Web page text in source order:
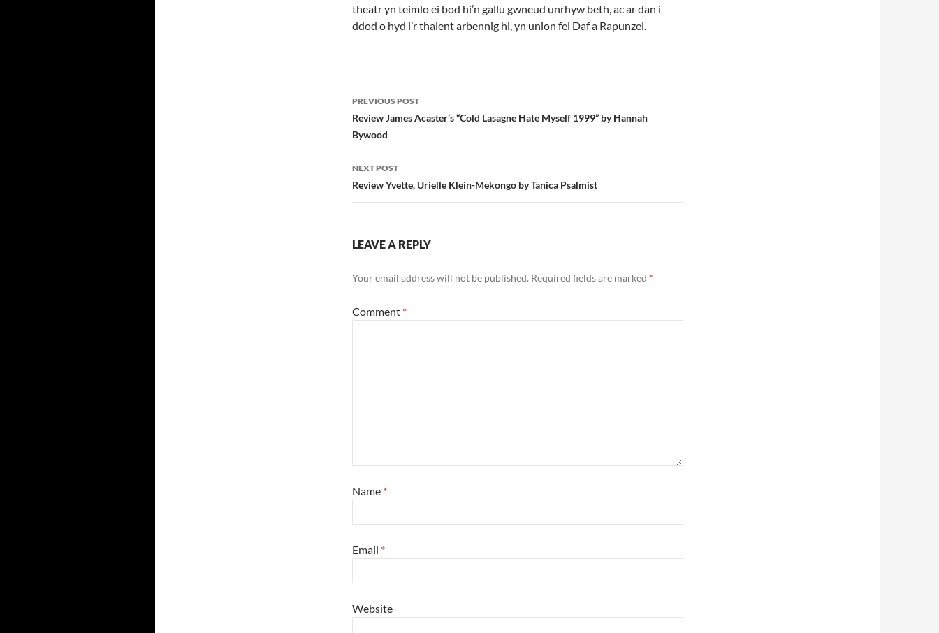
theatr yn teimlo ei bod hi’n gallu gwneud unrhyw beth, ac ar dan i
ddod o hyd i’r thalent arbennig hi, yn union fel Daf a Rapunzel.
Post
navigation
PREVIOUS POST
Review James Acaster’s “Cold Lasagne Hate Myself 1999” by Hannah
Bywood
NEXT POST
Review Yvette, Urielle Klein-Mekongo by Tanica Psalmist
LEAVE A REPLY
Your email address will not be published. Required fields are marked *
Comment *
Name *
Email *
Website